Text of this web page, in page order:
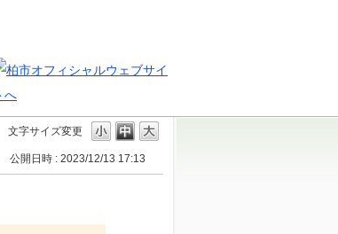
文字サイズ変更
公開日時 : 2023/12/13 17:13